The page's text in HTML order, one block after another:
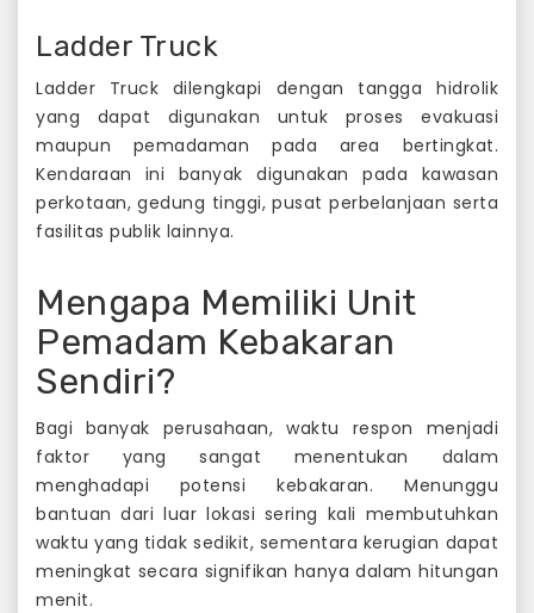
Ladder Truck
Ladder Truck dilengkapi dengan tangga hidrolik
yang dapat digunakan untuk proses evakuasi
maupun pemadaman pada area bertingkat.
Kendaraan ini banyak digunakan pada kawasan
perkotaan, gedung tinggi, pusat perbelanjaan serta
fasilitas publik lainnya.
Mengapa Memiliki Unit
Pemadam Kebakaran
Sendiri?
Bagi banyak perusahaan, waktu respon menjadi
faktor yang sangat menentukan dalam
menghadapi potensi kebakaran. Menunggu
bantuan dari luar lokasi sering kali membutuhkan
waktu yang tidak sedikit, sementara kerugian dapat
meningkat secara signifikan hanya dalam hitungan
menit.